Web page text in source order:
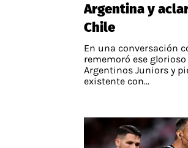
Argentina y
Chile
En una conversación
rememoró ese
Argentinos Juniors y
existente con...